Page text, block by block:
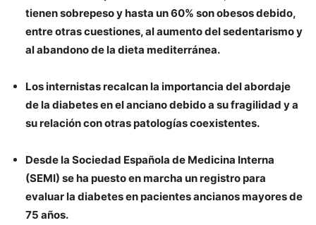
tienen sobrepeso y hasta un 60% son obesos debido,
entre otras cuestiones, al aumento del sedentarismo y
al abandono de la dieta mediterránea.
Los internistas recalcan la importancia del abordaje
de la diabetes en el anciano debido a su fragilidad y a
su relación con otras patologías coexistentes.
Desde la Sociedad Española de Medicina Interna
(SEMI) se ha puesto en marcha un registro para
evaluar la diabetes en pacientes ancianos mayores de
75 años.